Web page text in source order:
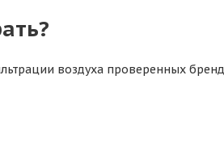
воздуха проверенных